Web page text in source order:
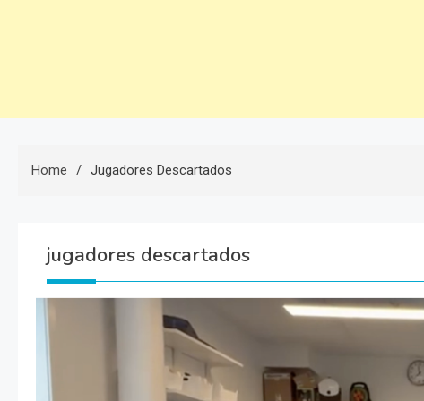
Home Jugadores Descartados
jugadores descartados